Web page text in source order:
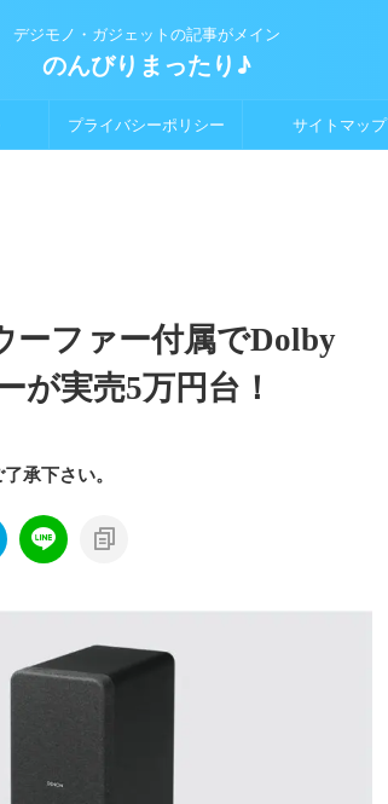
デジモノ・ガジェットの記事がメイン
のんびりまったり♪
プライバシーポリシー サイトマップ
ーファー付属でDolby
が実売5万円台！
承下さい。